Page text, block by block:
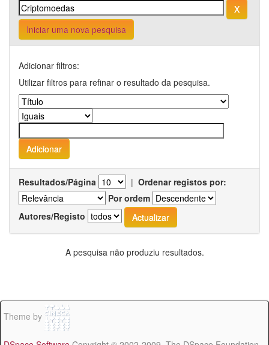
Iniciar uma nova pesquisa
Adicionar filtros:
Utilizar filtros para refinar o resultado da pesquisa.
Resultados/Página | Ordenar registos por:
Por ordem
Autores/Registo
A pesquisa não produziu resultados.
Theme by